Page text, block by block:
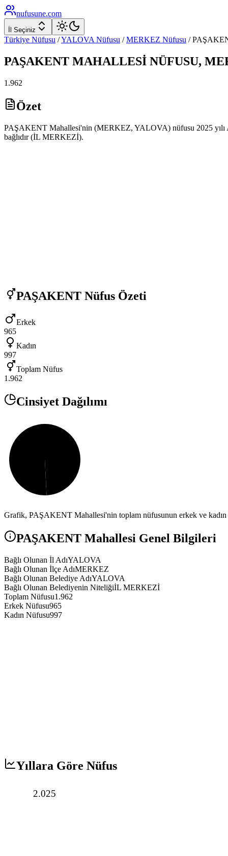
nufusune.com
İl Seçiniz
Türkiye Nüfusu /YALOVA Nüfusu / MERKEZ Nüfusu /
PAŞAKENT MAHALLESİ NÜFUSU,
1.962
Özet
PAŞAKENT Mahallesi'nin (MERKEZ, YALOVA) nüfusu 2025 yılı
bağlıdır (İL MERKEZİ).
PAŞAKENT Nüfus Özeti
Erkek
965
Kadın
997
Toplam Nüfus
1.962
Cinsiyet Dağılımı
Grafik, PAŞAKENT Mahallesi'nin toplam nüfusunun erkek ve kadın
PAŞAKENT Mahallesi Genel Bilgileri
Bağlı Olunan İl AdıYALOVA
Bağlı Olunan İlçe AdıMERKEZ
Bağlı Olunan Belediye AdıYALOVA
Bağlı Olunan Belediyenin NiteliğiİL MERKEZİ
Toplam Nüfusu1.962
Erkek Nüfusu965
Kadın Nüfusu997
Yıllara Göre Nüfus
2.025